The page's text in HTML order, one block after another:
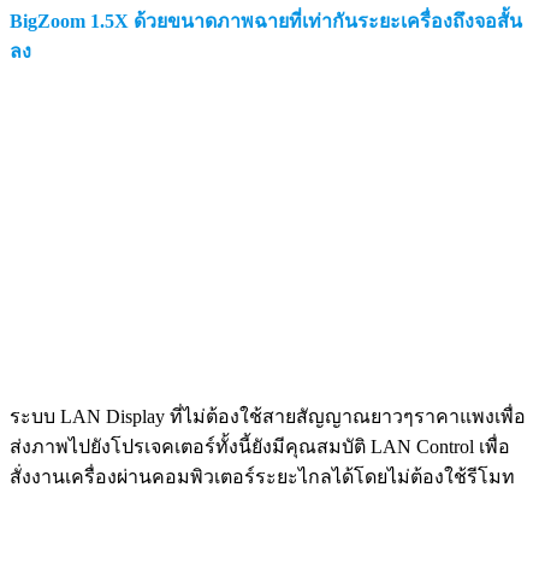
BigZoom 1.5X ด้วยขนาดภาพฉายที่เท่ากันระยะเครื่องถึงจอสั้น
ลง
ระบบ LAN Display ที่ไม่ต้องใช้สายสัญญาณยาวๆราคาแพงเพื่อ
ส่งภาพไปยังโปรเจคเตอร์ทั้งนี้ยังมีคุณสมบัติ LAN Control เพื่อ
สั่งงานเครื่องผ่านคอมพิวเตอร์ระยะไกลได้โดยไม่ต้องใช้รีโมท